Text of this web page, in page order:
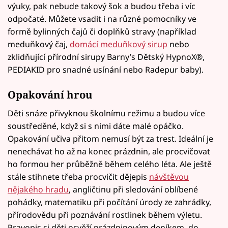
výuky, pak nebude takový šok a budou třeba i víc
odpočaté. Můžete vsadit i na různé pomocníky ve
formě bylinných čajů či doplňků stravy (například
meduňkový čaj, domácí meduňkový sirup nebo
zklidňující přírodní sirupy Barny’s Dětský HypnoX®,
PEDIAKID pro snadné usínání nebo Radepur baby).
Opakování hrou
Děti snáze přivyknou školnímu režimu a budou více
soustředěné, když si s nimi dáte malé opáčko.
Opakování učiva přitom nemusí být za trest. Ideální je
nenechávat ho až na konec prázdnin, ale procvičovat
ho formou her průběžně během celého léta. Ale ještě
stále stihnete třeba procvičit dějepis návštěvou
nějakého hradu, angličtinu při sledování oblíbené
pohádky, matematiku při počítání úrody ze zahrádky,
přírodovědu při poznávání rostlinek během výletu.